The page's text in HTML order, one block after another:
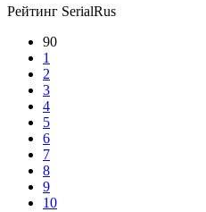
Рейтинг SerialRus
90
1
2
3
4
5
6
7
8
9
10